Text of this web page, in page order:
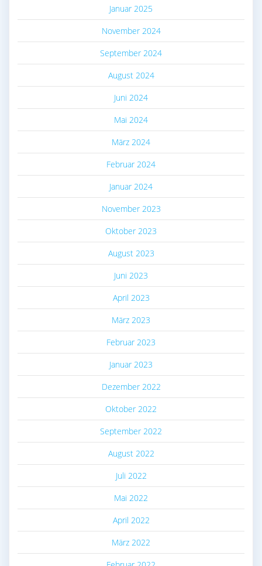
Januar 2025
November 2024
September 2024
August 2024
Juni 2024
Mai 2024
März 2024
Februar 2024
Januar 2024
November 2023
Oktober 2023
August 2023
Juni 2023
April 2023
März 2023
Februar 2023
Januar 2023
Dezember 2022
Oktober 2022
September 2022
August 2022
Juli 2022
Mai 2022
April 2022
März 2022